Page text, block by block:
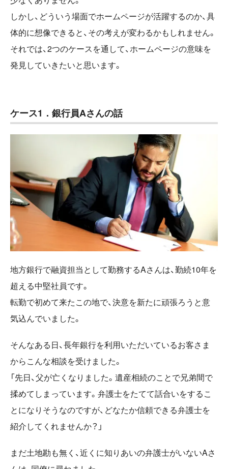
しかし、どういう場面でホームページが活躍するのか、具
体的に想像できると、その考えが変わるかもしれません。
それでは、2つのケースを通して、ホームページの意味を
発見していきたいと思います。
ケース1．銀行員Aさんの話
地方銀行で融資担当として勤務するAさんは、勤続10年を
超える中堅社員です。
転勤で初めて来たこの地で、決意を新たに頑張ろうと意
気込んでいました。
そんなある日、長年銀行を利用いただいているお客さま
からこんな相談を受けました。
「先日、父が亡くなりました。遺産相続のことで兄弟間で
揉めてしまっています。弁護士をたてて話合いをするこ
とになりそうなのですが、どなたか信頼できる弁護士を
紹介してくれませんか？」
まだ土地勘も無く、近くに知りあいの弁護士がいないAさ